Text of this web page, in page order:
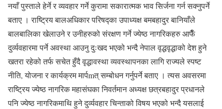
नयाँ पुस्ताले हेर्ने र व्यवहार गर्ने कुरामा सकारात्मक भाव सिर्जना गर्न सक्नुपर्ने
बताए । राष्ट्रिय बालअधिकार परिषद्का उपाध्यक्ष बमबहादुर बानियाँले
बालबालिका खेलाउने र उनीहरुको संरक्षण गर्ने ज्येष्ठ नागरिकहरु आफैँ
दुर्व्यवहारमा पर्ने अवस्था आउनु दुःखद भएको भन्दै नेपाल वृद्धवृद्धाको देश हुने
खतरा रहेको तर्फ सचेत हुँदै वृद्धावस्था व्यवस्थापनका लागि राज्यले स्पष्ट
नीति, योजना र कार्यक्रम मार्पmत् सम्बोधन गर्नुपर्ने बताए । त्यस अवसरमा
राष्ट्रिय ज्येष्ठ नागरिक महासंघका निवर्तमान अध्यक्ष छत्रबहादुर प्रधानले
पनि ज्येष्ठ नागरिकमाथि हुने दुर्व्यवहार चिन्ताको विषय भएको भन्दै यसलाई